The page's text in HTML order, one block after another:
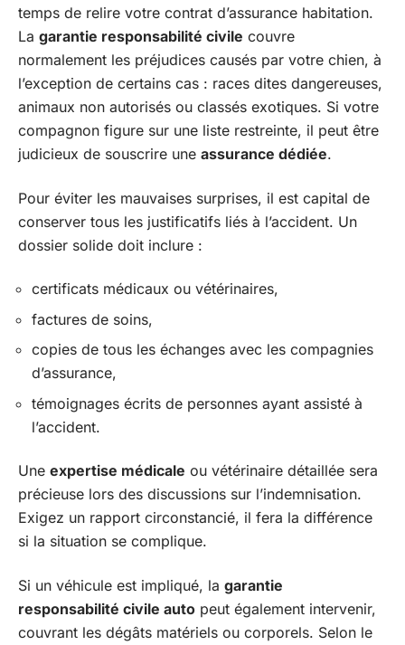
temps de relire votre contrat d’assurance habitation.
La garantie responsabilité civile couvre
normalement les préjudices causés par votre chien, à
l’exception de certains cas : races dites dangereuses,
animaux non autorisés ou classés exotiques. Si votre
compagnon figure sur une liste restreinte, il peut être
judicieux de souscrire une assurance dédiée.
Pour éviter les mauvaises surprises, il est capital de
conserver tous les justificatifs liés à l’accident. Un
dossier solide doit inclure :
certificats médicaux ou vétérinaires,
factures de soins,
copies de tous les échanges avec les compagnies
d’assurance,
témoignages écrits de personnes ayant assisté à
l’accident.
Une expertise médicale ou vétérinaire détaillée sera
précieuse lors des discussions sur l’indemnisation.
Exigez un rapport circonstancié, il fera la différence
si la situation se complique.
Si un véhicule est impliqué, la garantie
responsabilité civile auto peut également intervenir,
couvrant les dégâts matériels ou corporels. Selon le